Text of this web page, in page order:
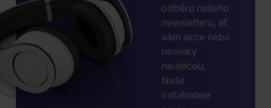
odběru našeho
newsletteru, ať
vám akce nebo
novinky
neutečou.
Naše
odběratele